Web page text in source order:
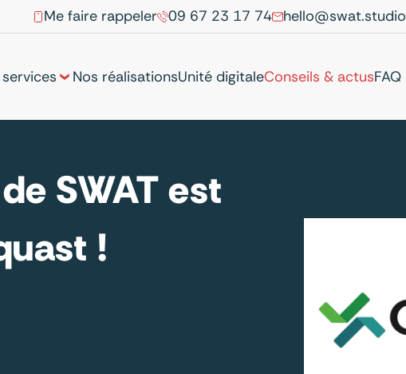
Me faire rappeler 09 67 23 17 74 hello@swat.studio
Nos réalisationsUnité digitaleConseils & actusFAQ
SWAT est
!